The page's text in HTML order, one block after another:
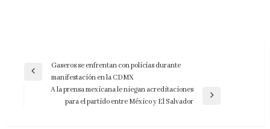
Navegación
entradas
Entrada
Gaseros se enfrentan con policías durante
manifestación en la CDMX
A la prensa mexicana le niegan acreditaciones
para el partido entre México y El Salvador